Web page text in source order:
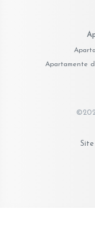
Apartamente
©